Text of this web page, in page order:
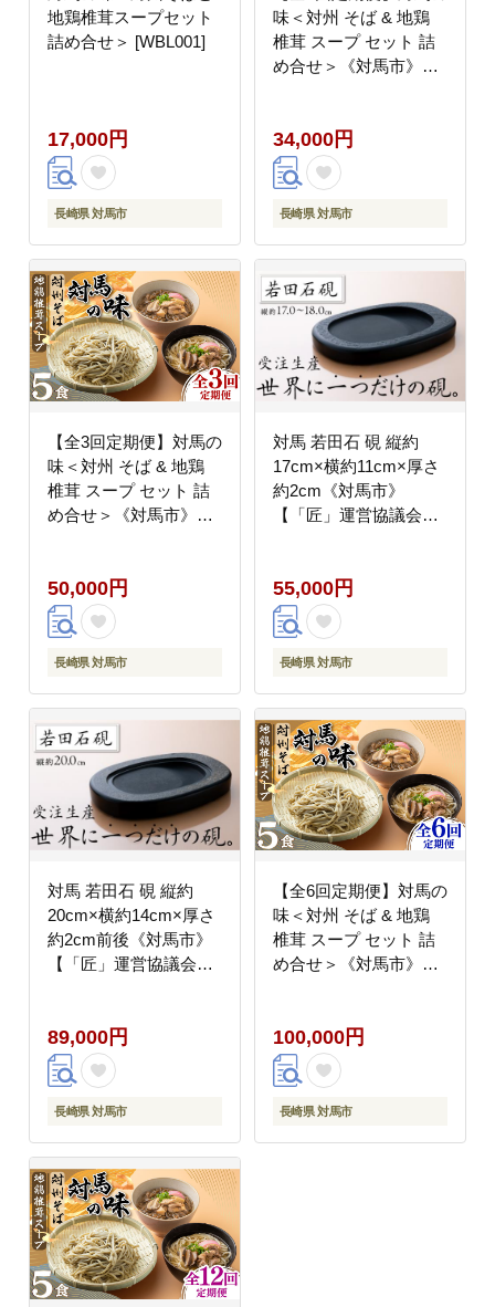
地鶏椎茸スープセット
詰め合せ＞ [WBL001]
17,000円
長崎県 対馬市
味＜対州 そば & 地鶏
椎茸 スープ セット 詰
め合せ＞《対馬市》
凍配送 [WBL007]
34,000円
長崎県 対馬市
【全3回定期便】対馬の
味＜対州 そば & 地鶏
椎茸 スープ セット 詰
め合せ＞《対馬市》
[WBL004]
50,000円
長崎県 対馬市
対馬 若田石 硯 縦約
17cm×横約11cm×厚さ
約2cm《対馬市》
【「匠」運営協議会】
55,000円
長崎県 対馬市
対馬 若田石 硯 縦約
20cm×横約14cm×厚さ
約2cm前後《対馬市》
【「匠」運営協議会】
89,000円
長崎県 対馬市
【全6回定期便】対馬の
味＜対州 そば & 地鶏
椎茸 スープ セット 詰
め合せ＞《対馬市》
[WBL005]
100,000円
長崎県 対馬市